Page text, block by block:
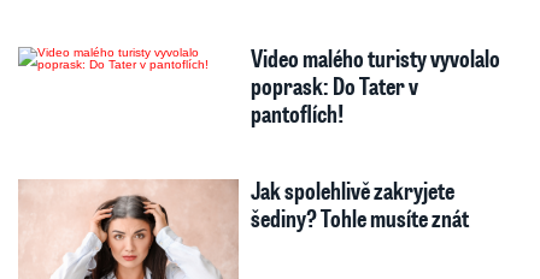
Video malého turisty vyvolalo
poprask: Do Tater v
pantoflích!
Jak spolehlivě zakryjete
šediny? Tohle musíte znát